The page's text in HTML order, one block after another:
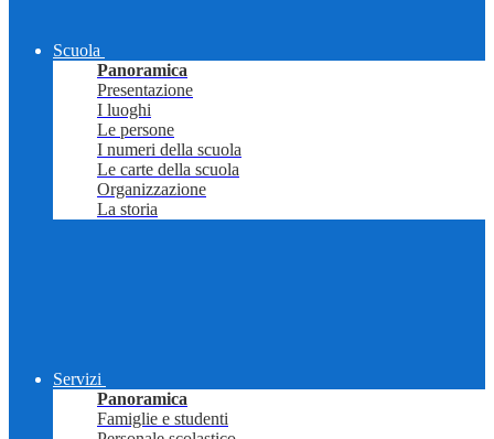
Scuola
Panoramica
Presentazione
I luoghi
Le persone
I numeri della scuola
Le carte della scuola
Organizzazione
La storia
Servizi
Panoramica
Famiglie e studenti